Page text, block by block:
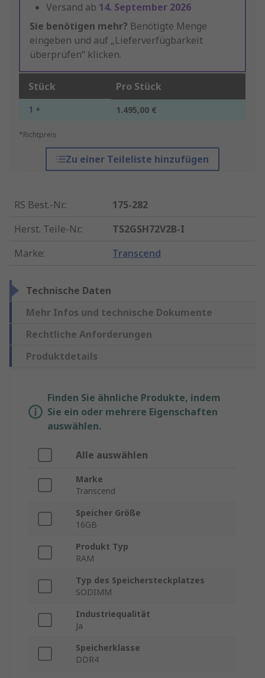
Versand ab 14. September 2026
Sie benötigen mehr? Benötigte Menge
eingeben und auf „Lieferverfügbarkeit
überprüfen“ klicken.
Stück Pro Stück
1 + 1.495,00 €
*Richtpreis
Zu einer Teileliste hinzufügen
RS Best.-Nr.:
175-282
Herst. Teile-Nr.:
TS2GSH72V2B-I
Marke: Transcend
Technische Daten
Mehr Infos und technische Dokumente
Rechtliche Anforderungen
Produktdetails
Finden Sie ähnliche Produkte, indem
Sie ein oder mehrere Eigenschaften
auswählen.
Alle auswählen
Marke
Transcend
Speicher Größe
16GB
Produkt Typ
RAM
Typ des Speichersteckplatzes
SODIMM
Industriequalität
Ja
Speicherklasse
DDR4